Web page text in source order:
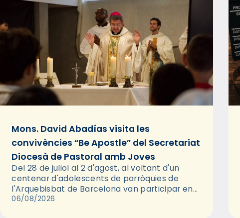
Mons. David Abadías visita les
convivències “Be Apostle” del Secretariat
Diocesà de Pastoral amb Joves
Del 28 de juliol al 2 d'agost, al voltant d'un
centenar d'adolescents de parròquies de
l'Arquebisbat de Barcelona van participar en
les convivències Be Apostle, organitzades pel
06/08/2026